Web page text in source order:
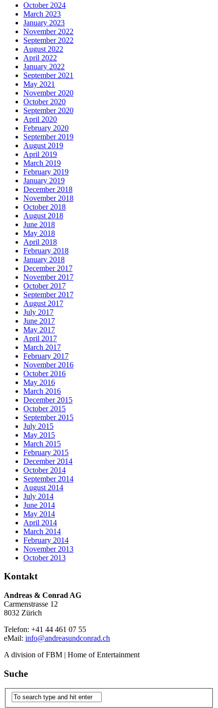
October 2024
March 2023
January 2023
November 2022
September 2022
August 2022
April 2022
January 2022
September 2021
May 2021
November 2020
October 2020
September 2020
April 2020
February 2020
September 2019
August 2019
April 2019
March 2019
February 2019
January 2019
December 2018
November 2018
October 2018
August 2018
June 2018
May 2018
April 2018
February 2018
January 2018
December 2017
November 2017
October 2017
September 2017
August 2017
July 2017
June 2017
May 2017
April 2017
March 2017
February 2017
November 2016
October 2016
May 2016
March 2016
December 2015
October 2015
September 2015
July 2015
May 2015
March 2015
February 2015
December 2014
October 2014
September 2014
August 2014
July 2014
June 2014
May 2014
April 2014
March 2014
February 2014
November 2013
October 2013
Kontakt
Andreas & Conrad AG
Carmenstrasse 12
8032 Zürich
Telefon: +41 44 461 07 55
eMail: info@andreasundconrad.ch
A division of FBM | Home of Entertainment
Suche